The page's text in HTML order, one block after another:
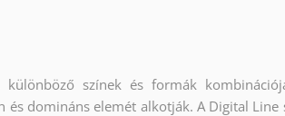
színek és formák
domináns elemét alkotják. A Digital Line